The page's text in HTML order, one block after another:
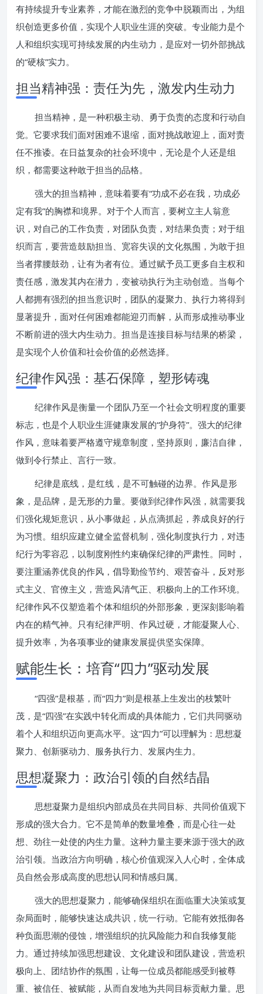
有持续提升专业素养，才能在激烈的竞争中脱颖而出，为组
织创造更多价值，实现个人职业生涯的突破。专业能力是个
人和组织实现可持续发展的内生动力，是应对一切外部挑战
的“硬核”实力。
担当精神强：责任为先，激发内生动力
担当精神，是一种积极主动、勇于负责的态度和行动自
觉。它要求我们面对困难不退缩，面对挑战敢迎上，面对责
任不推诿。在日益复杂的社会环境中，无论是个人还是组
织，都需要这种敢于担当的品格。
强大的担当精神，意味着要有“功成不必在我，功成必
定有我”的胸襟和境界。对于个人而言，要树立主人翁意
识，对自己的工作负责，对团队负责，对结果负责；对于组
织而言，要营造鼓励担当、宽容失误的文化氛围，为敢于担
当者撑腰鼓劲，让有为者有位。通过赋予员工更多自主权和
责任感，激发其内在潜力，变被动执行为主动创造。当每个
人都拥有强烈的担当意识时，团队的凝聚力、执行力将得到
显著提升，面对任何困难都能迎刃而解，从而形成推动事业
不断前进的强大内生动力。担当是连接目标与结果的桥梁，
是实现个人价值和社会价值的必然选择。
纪律作风强：基石保障，塑形铸魂
纪律作风是衡量一个团队乃至一个社会文明程度的重要
标志，也是个人职业生涯健康发展的“护身符”。强大的纪律
作风，意味着要严格遵守规章制度，坚持原则，廉洁自律，
做到令行禁止、言行一致。
纪律是底线，是红线，是不可触碰的边界。作风是形
象，是品牌，是无形的力量。要做到纪律作风强，就需要我
们强化规矩意识，从小事做起，从点滴抓起，养成良好的行
为习惯。组织应建立健全监督机制，强化制度执行力，对违
纪行为零容忍，以制度刚性约束确保纪律的严肃性。同时，
要注重涵养优良的作风，倡导勤俭节约、艰苦奋斗，反对形
式主义、官僚主义，营造风清气正、积极向上的工作环境。
纪律作风不仅塑造着个体和组织的外部形象，更深刻影响着
内在的精气神。只有纪律严明、作风过硬，才能凝聚人心、
提升效率，为各项事业的健康发展提供坚实保障。
赋能生长：培育“四力”驱动发展
“四强”是根基，而“四力”则是根基上生发出的枝繁叶
茂，是“四强”在实践中转化而成的具体能力，它们共同驱动
着个人和组织迈向更高水平。这“四力”可以理解为：思想凝
聚力、创新驱动力、服务执行力、发展内生力。
思想凝聚力：政治引领的自然结晶
思想凝聚力是组织内部成员在共同目标、共同价值观下
形成的强大合力。它不是简单的数量堆叠，而是心往一处
想、劲往一处使的内生力量。这种力量主要来源于强大的政
治引领。当政治方向明确，核心价值观深入人心时，全体成
员自然会形成高度的思想认同和情感归属。
强大的思想凝聚力，能够确保组织在面临重大决策或复
杂局面时，能够快速达成共识，统一行动。它能有效抵御各
种负面思潮的侵蚀，增强组织的抗风险能力和自我修复能
力。通过持续加强思想建设、文化建设和团队建设，营造积
极向上、团结协作的氛围，让每一位成员都能感受到被尊
重、被信任、被赋能，从而自发地为共同目标贡献力量。思